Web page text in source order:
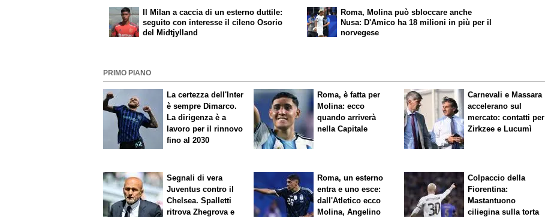
Il Milan a caccia di un esterno duttile:
seguito con interesse il cileno Osorio
del Midtjylland
Roma, Molina puòsbloccare anche
Nusa: D'Amico ha 18 milioni in più per il
norvegese
PRIMO PIANO
La certezza dell'Inter
è sempre Dimarco.
La dirigenza è a
lavoro per il rinnovo
fino al 2030
Roma, è fatta per
Molina: ecco
quando arriverà
nella Capitale
Carnevali e Massara
accelerano sul
mercato: contatti per
Zirkzee e Lucumì
Segnali di vera
Juventus contro il
Chelsea. Spalletti
ritrova Zhegrova e
Roma, un esterno
entra e uno esce:
dall'Atletico ecco
Molina, Angelino
Colpaccio della
Fiorentina:
Mastantuono
ciliegina sulla torta